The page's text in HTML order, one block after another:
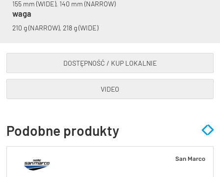
155 mm (WIDE), 140 mm (NARROW)
waga
210 g (NARROW), 218 g (WIDE)
DOSTĘPNOŚĆ / KUP LOKALNIE
VIDEO
Podobne produkty
San Marco